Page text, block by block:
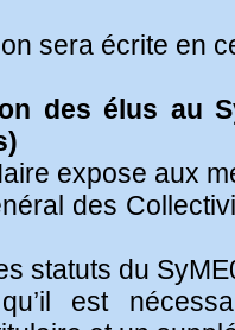
sera écrite en
des élus au
expose aux
des
statuts du
est